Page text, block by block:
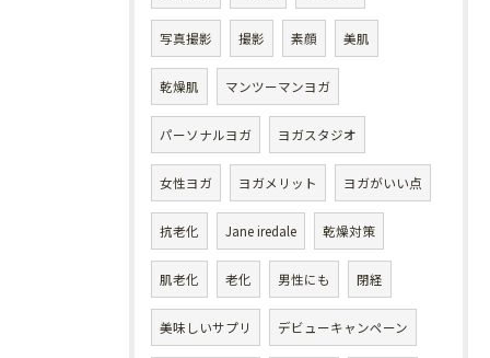
写真撮影 撮影 素顔 美肌
乾燥肌 マンツーマンヨガ
パーソナルヨガ ヨガスタジオ
女性ヨガ ヨガメリット ヨガがいい点
抗老化 Jane iredale 乾燥対策
肌老化 老化 男性にも 閉経
美味しいサプリ デビューキャンペーン